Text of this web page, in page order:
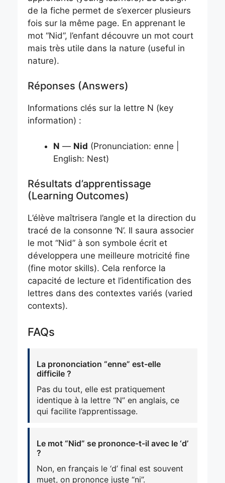
de la fiche permet de s’exercer plusieurs
fois sur la même page. En apprenant le
mot “Nid”, l’enfant découvre un mot court
mais très utile dans la nature (useful in
nature).
Réponses (Answers)
Informations clés sur la lettre N (key
information) :
N — Nid (Pronunciation: enne |
English: Nest)
Résultats d’apprentissage
(Learning Outcomes)
L’élève maîtrisera l’angle et la direction du
tracé de la consonne ‘N’. Il saura associer
le mot “Nid” à son symbole écrit et
développera une meilleure motricité fine
(fine motor skills). Cela renforce la
capacité de lecture et l’identification des
lettres dans des contextes variés (varied
contexts).
FAQs
La prononciation “enne” est-elle
difficile ?
Pas du tout, elle est pratiquement
identique à la lettre “N” en anglais, ce
qui facilite l’apprentissage.
Le mot “Nid” se prononce-t-il avec le ‘d’
?
Non, en français le ‘d’ final est souvent
muet, on prononce juste “ni”.